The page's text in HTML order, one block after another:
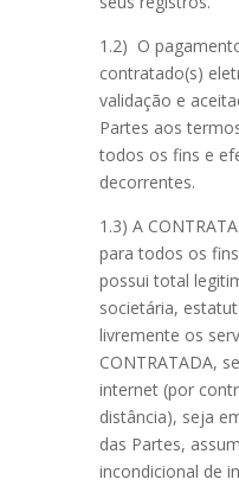
1.2) O
contratado(s)
validação e
Partes aos
todos os fins e
decorrentes.
1.3) A
para todos os
possui total
societária,
livremente os
CONTRATADA,
internet (por
distância), seja
das Partes,
incondicional de